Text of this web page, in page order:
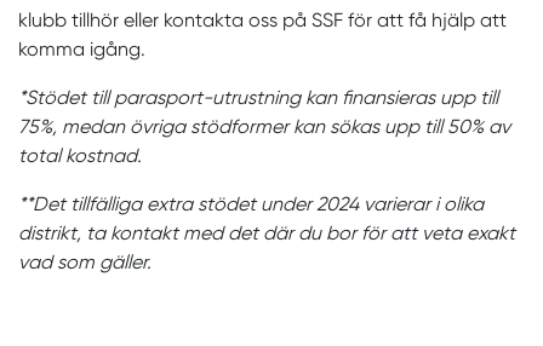
klubb tillhör eller kontakta oss på SSF för att få hjälp att
komma igång.
*Stödet till parasport-utrustning kan finansieras upp till
75%, medan övriga stödformer kan sökas upp till 50% av
total kostnad.
**Det tillfälliga extra stödet under 2024 varierar i olika
distrikt, ta kontakt med det där du bor för att veta exakt
vad som gäller.